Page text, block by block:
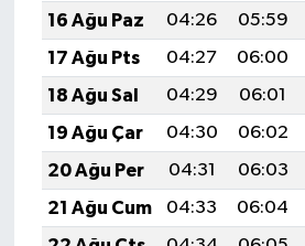
16 Ağu Paz
04:26 05:59
17 Ağu Pts
04:27 06:00
18 Ağu Sal
04:29 06:01
19 Ağu Çar
04:30 06:02
20 Ağu Per
04:31 06:03
21 Ağu Cum
04:33 06:04